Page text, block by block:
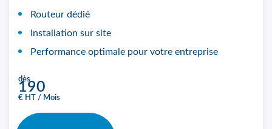
Routeur dédié
Installation sur site
Performance optimale pour votre entreprise
dès
190
€ HT / Mois